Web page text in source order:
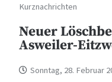
Kurznachrichten
Neuer
Asweiler-
Sonntag, 28. Februar